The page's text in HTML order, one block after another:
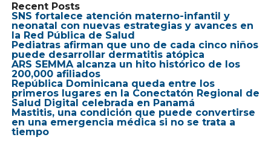
Recent Posts
SNS fortalece atención materno-infantil y
neonatal con nuevas estrategias y avances en
la Red Pública de Salud
Pediatras afirman que uno de cada cinco niños
puede desarrollar dermatitis atópica
ARS SEMMA alcanza un hito histórico de los
200,000 afiliados
República Dominicana queda entre los
primeros lugares en la Conectatón Regional de
Salud Digital celebrada en Panamá
Mastitis, una condición que puede convertirse
en una emergencia médica si no se trata a
tiempo